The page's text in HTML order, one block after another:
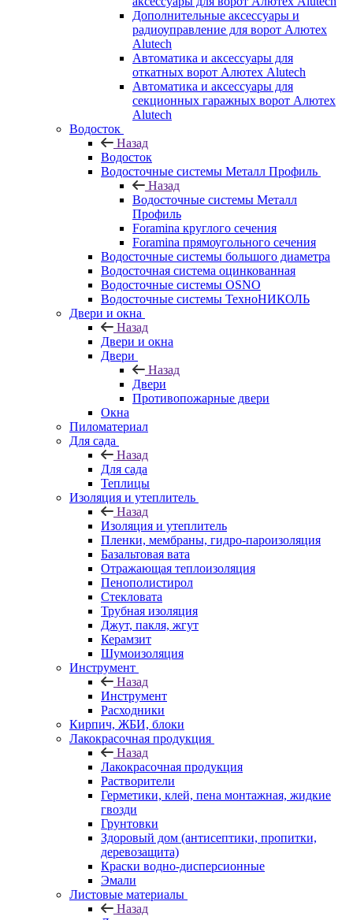
Дополнительные аксессуары и
радиоуправление для ворот Алютех
Alutech
Автоматика и аксессуары для
откатных ворот Алютех Alutech
Автоматика и аксессуары для
секционных гаражных ворот Алютех
Alutech
Водосток
Назад
Водосток
Водосточные системы Металл Профиль
Назад
Водосточные системы Металл
Профиль
Foramina круглого сечения
Foramina прямоугольного сечения
Водосточные системы большого диаметра
Водосточная система оцинкованная
Водосточные системы OSNO
Водосточные системы ТехноНИКОЛЬ
Двери и окна
Назад
Двери и окна
Двери
Назад
Двери
Противопожарные двери
Окна
Пиломатериал
Для сада
Назад
Для сада
Теплицы
Изоляция и утеплитель
Назад
Изоляция и утеплитель
Пленки, мембраны, гидро-пароизоляция
Базальтовая вата
Отражающая теплоизоляция
Пенополистирол
Стекловата
Трубная изоляция
Джут, пакля, жгут
Керамзит
Шумоизоляция
Инструмент
Назад
Инструмент
Расходники
Кирпич, ЖБИ, блоки
Лакокрасочная продукция
Назад
Лакокрасочная продукция
Растворители
Герметики, клей, пена монтажная, жидкие
гвозди
Грунтовки
Здоровый дом (антисептики, пропитки,
деревозащита)
Краски водно-дисперсионные
Эмали
Листовые материалы
Назад